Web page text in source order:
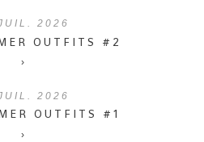
2026
OUTFITS #2
›
2026
OUTFITS #1
›